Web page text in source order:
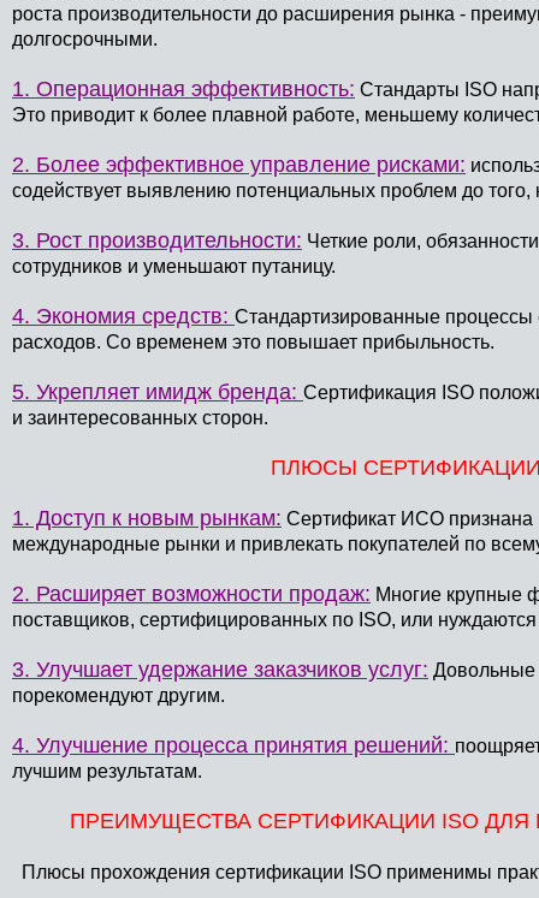
роста производительности до расширения рынка -
долгосрочными.
1. Операционная эффективность: Стандарты ISO
Это приводит к более плавной работе, меньшему
2. Более эффективное управление рисками:
содействует выявлению потенциальных проблем до того,
3. Рост производительности: Четкие роли,
сотрудников и уменьшают путаницу.
4. Экономия средств: Стандартизированные
расходов. Со временем это повышает прибыльность.
5. Укрепляет имидж бренда: Сертификация ISO
и заинтересованных сторон.
ПЛЮСЫ СЕРТИФИКАЦИИ
1. Доступ к новым рынкам: Сертификат ИСО признана
международные рынки и привлекать покупателей по
2. Расширяет возможности продаж: Многие крупные
поставщиков, сертифицированных по ISO, или нуждаются
3. Улучшает удержание заказчиков услуг: Довольные
порекомендуют другим.
4. Улучшение процесса принятия решений:
лучшим результатам.
ПРЕИМУЩЕСТВА СЕРТИФИКАЦИИ ISO
Плюсы прохождения сертификации ISO применимы